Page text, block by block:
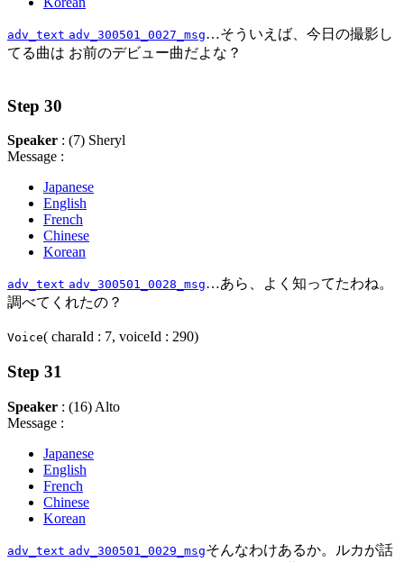
adv_text adv_300501_0027_msg…そういえば、今日の撮影し
てる曲は お前のデビュー曲だよな？
Step 30
Speaker : (7) Sheryl
Message :
Japanese
English
French
Chinese
Korean
adv_text adv_300501_0028_msg…あら、よく知ってたわね。
調べてくれたの？
Voice( charaId : 7, voiceId : 290)
Step 31
Speaker : (16) Alto
Message :
Japanese
English
French
Chinese
Korean
adv_text adv_300501_0029_msgそんなわけあるか。ルカが話